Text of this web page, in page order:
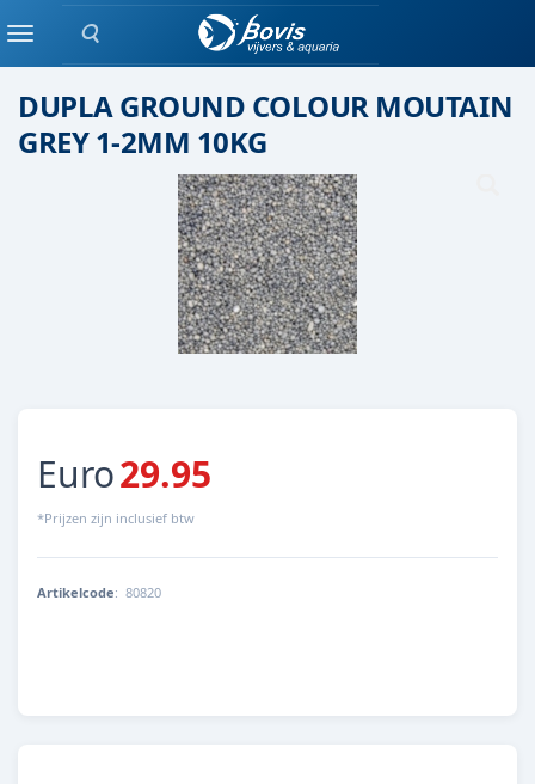
Zoeken
Menu(quarts) Grind
DUPLA GROUND COLOUR MOUTAIN
GREY 1-2MM 10KG
Euro29.95
*Prijzen zijn inclusief btw
Artikelcode: 80820